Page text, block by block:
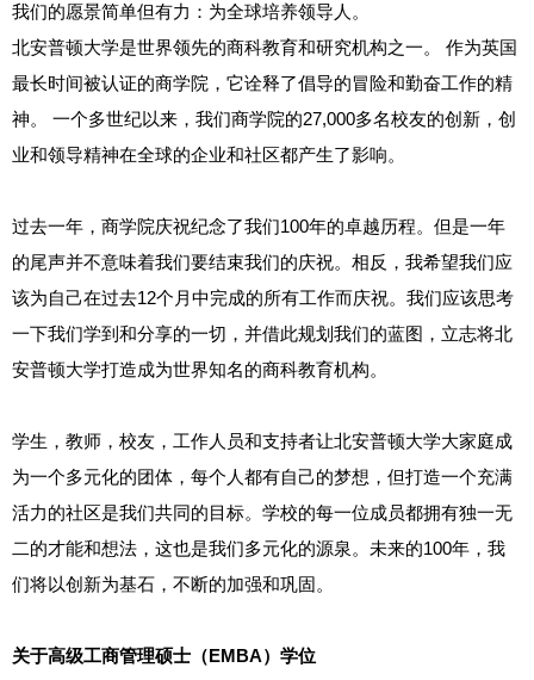
我们的愿景简单但有力：为全球培养领导人。
北安普顿大学是世界领先的商科教育和研究机构之一。 作为英国
最长时间被认证的商学院，它诠释了倡导的冒险和勤奋工作的精
神。 一个多世纪以来，我们商学院的27,000多名校友的创新，创
业和领导精神在全球的企业和社区都产生了影响。
过去一年，商学院庆祝纪念了我们100年的卓越历程。但是一年
的尾声并不意味着我们要结束我们的庆祝。相反，我希望我们应
该为自己在过去12个月中完成的所有工作而庆祝。我们应该思考
一下我们学到和分享的一切，并借此规划我们的蓝图，立志将北
安普顿大学打造成为世界知名的商科教育机构。
学生，教师，校友，工作人员和支持者让北安普顿大学大家庭成
为一个多元化的团体，每个人都有自己的梦想，但打造一个充满
活力的社区是我们共同的目标。学校的每一位成员都拥有独一无
二的才能和想法，这也是我们多元化的源泉。未来的100年，我
们将以创新为基石，不断的加强和巩固。
关于高级工商管理硕士（EMBA）学位